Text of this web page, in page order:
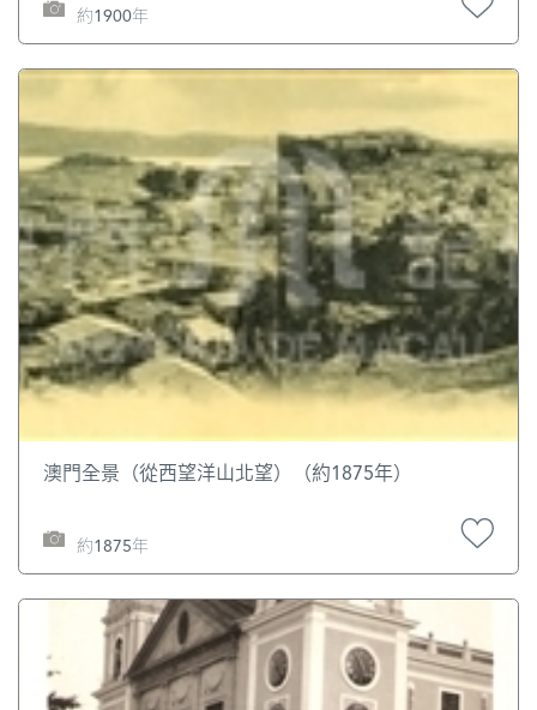
約1900年
澳門全景（從西望洋山北望）（約1875年）
約1875年